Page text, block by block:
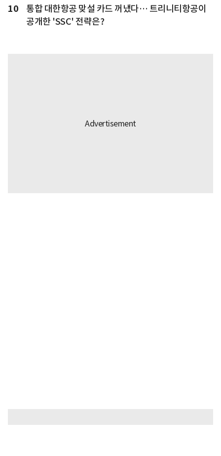
10
통합 대한항공 맞설 카드 꺼냈다… 트리니티항공이
공개한 'SSC' 전략은?